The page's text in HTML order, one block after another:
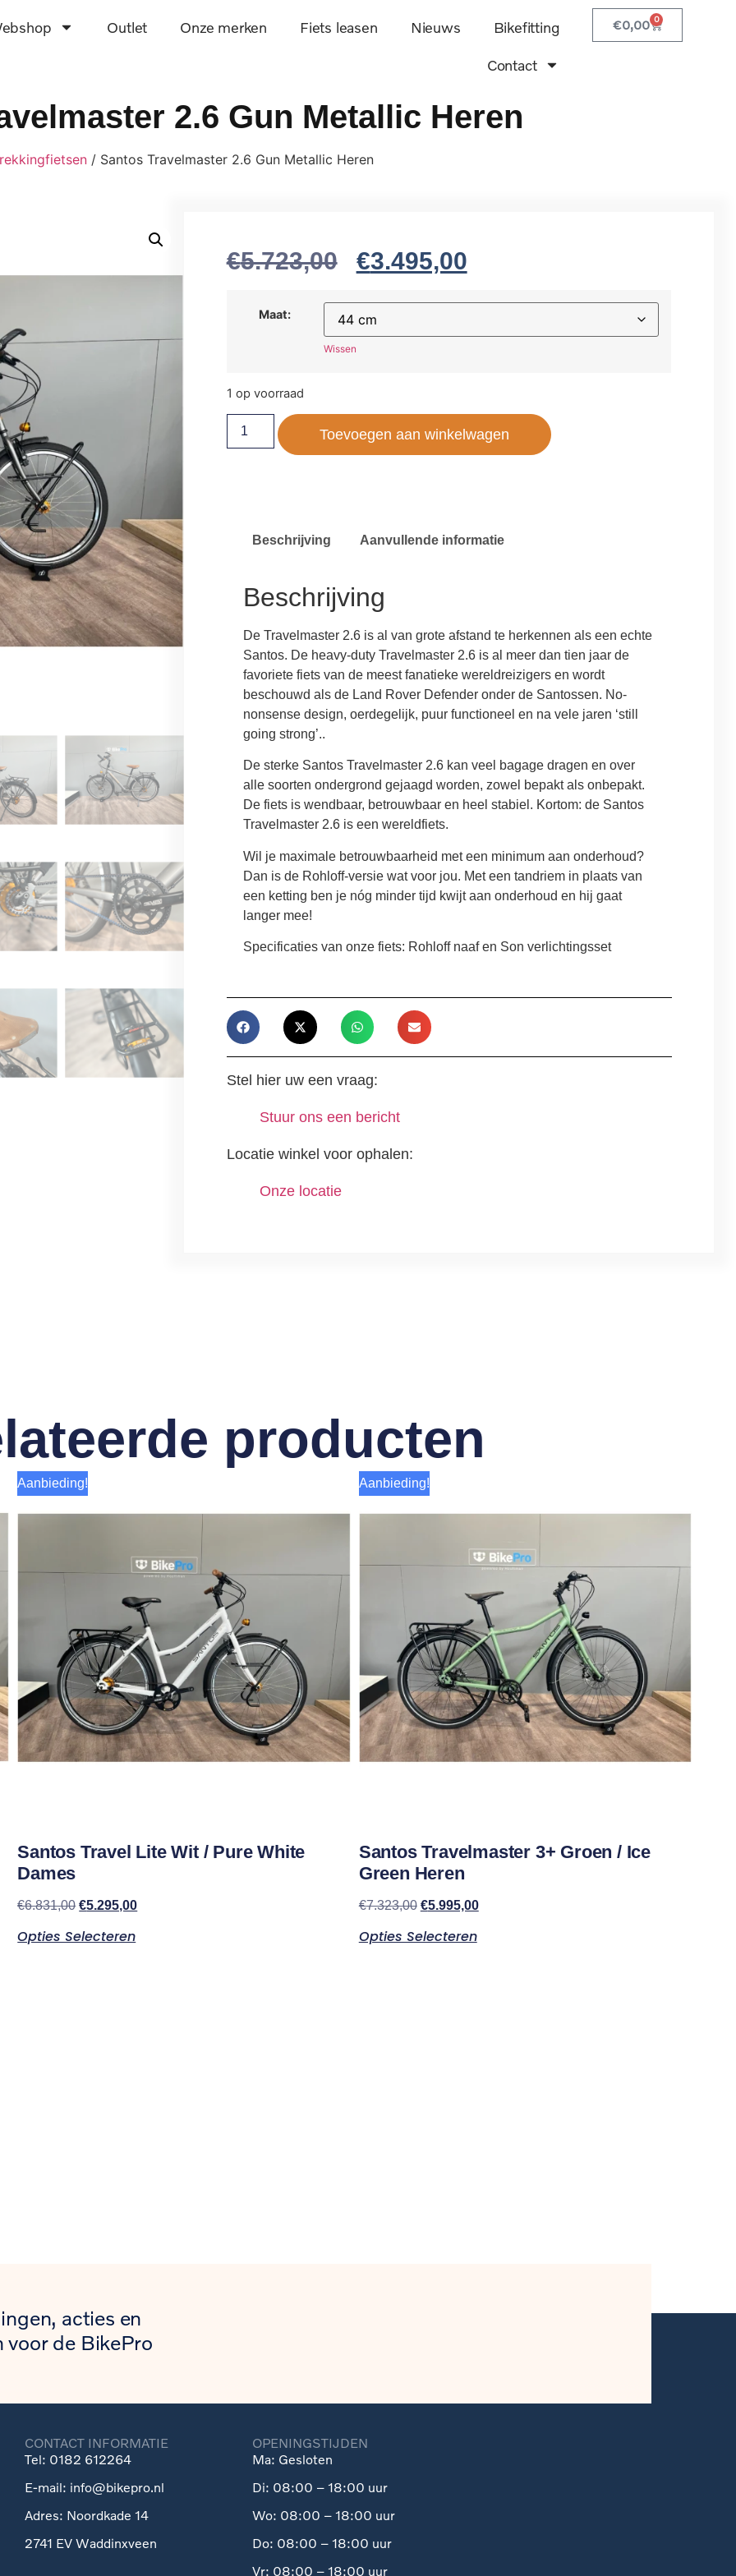
Outlet Onze merken Fiets leasen Nieuws Bikefitting
Contact
€0,00 0
2.6 Gun Metallic Heren
/ Santos Travelmaster 2.6 Gun Metallic Heren
€5.723,00 €3.495,00
Maat:
Wissen
1 op voorraad
Toevoegen aan winkelwagen
Beschrijving Aanvullende informatie
Beschrijving
De Travelmaster 2.6 is al van grote afstand te herkennen als een echte
Santos. De heavy-duty Travelmaster 2.6 is al meer dan tien jaar de
favoriete fiets van de meest fanatieke wereldreizigers en wordt
beschouwd als de Land Rover Defender onder de Santossen. No-
nonsense design, oerdegelijk, puur functioneel en na vele jaren ‘still
going strong’..
De sterke Santos Travelmaster 2.6 kan veel bagage dragen en over
alle soorten ondergrond gejaagd worden, zowel bepakt als onbepakt.
De fiets is wendbaar, betrouwbaar en heel stabiel. Kortom: de Santos
Travelmaster 2.6 is een wereldfiets.
Wil je maximale betrouwbaarheid met een minimum aan onderhoud?
Dan is de Rohloff-versie wat voor jou. Met een tandriem in plaats van
een ketting ben je nóg minder tijd kwijt aan onderhoud en hij gaat
langer mee!
Specificaties van onze fiets: Rohloff naaf en Son verlichtingsset
Stel hier uw een vraag:
Stuur ons een bericht
Locatie winkel voor ophalen:
Onze locatie
producten
Aanbieding!
Santos Travel Lite Wit / Pure White
Dames
€6.831,00 €5.295,00
Opties Selecteren
Aanbieding!
Santos Travelmaster 3+ Groen / Ice
Green Heren
€7.323,00 €5.995,00
Opties Selecteren
acties en
de BikePro
CONTACT INFORMATIE
Tel: 0182 612264
E-mail: info@bikepro.nl
Adres: Noordkade 14
2741 EV Waddinxveen
OPENINGSTIJDEN
Ma: Gesloten
Di: 08:00 – 18:00 uur
Wo: 08:00 – 18:00 uur
Do: 08:00 – 18:00 uur
Vr: 08:00 – 18:00 uur